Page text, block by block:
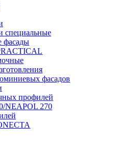
специальные
фасады
фасадов
профилей
270